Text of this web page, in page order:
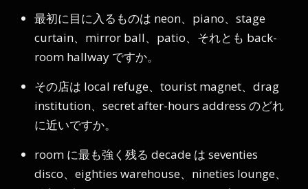
最初に目に入るものは neon、piano、stage
curtain、mirror ball、patio、それとも back-
room hallway ですか。
その店は local refuge、tourist magnet、drag
institution、secret after-hours address のどれ
に近いですか。
room に最も強く残る decade は seventies
disco、eighties warehouse、nineties lounge、